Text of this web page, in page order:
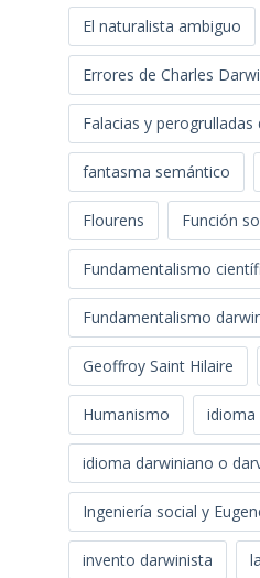
El naturalista ambiguo
Errores de Charles
Falacias y perogrulladas
fantasma semántico
Flourens Función
Fundamentalismo
Fundamentalismo
Geoffroy Saint Hilaire
Humanismo idioma
idioma darwiniano o
Ingeniería social y
invento darwinista